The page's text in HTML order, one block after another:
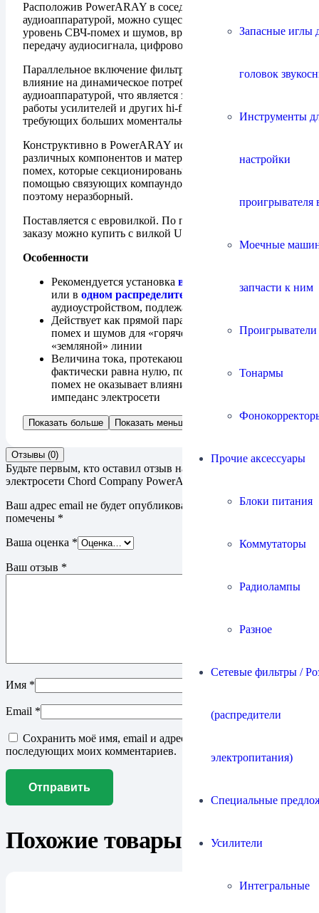
Запасные иглы
головок
Инструменты
настройки
проигрывателя
Моечные
запчасти к ним
Тонармы
Прочие аксессуары
Блоки питания
Коммутаторы
Радиолампы
Разное
Сетевые фильтры /
(распредители
электропитания)
Специальные
Усилители
Интегральные
Расположив PowerARAY в соседней розетке с
аудиоаппаратурой, можно существенно снизить
уровень СВЧ-помех и шумов, вредно влияющих на
передачу аудиосигнала, цифрового или аналогового.
Параллельное включение фильтра помех не оказывает
влияние на динамическое потребление тока
аудиоаппаратурой, что является залогом оптимальной
работы усилителей и других hi-fi-компонентов,
требующих больших моментальных токов.
Конструктивно в PowerARAY используется набор
различных компонентов и материалов для рассеивания
помех, которые секционированы внутри корпуса с
помощью связующих компаундов. Корпус устройства
поэтому неразборный.
Поставляется с евровилкой. По предварительному
заказу можно купить с вилкой UK, USA. China.
Особенности
Рекомендуется установка в соседнюю розетку
или в одном распределителе электропитания с
аудиоустройством, подлежащем защите от помех
Действует как прямой параллельный шунт ВЧ-
помех и шумов для «горячей», нейтральной и
«земляной» линии
Величина тока, протекающего по шунту,
фактически равна нулю, поэтому подавитель
помех не оказывает влияния на выходной
импеданс электросети
Показать больше Показать меньше
Отзывы (0)
Будьте первым, кто оставил отзыв на “Подавитель помех
электросети Chord Company PowerARAY”
Ваш адрес email не будет опубликован.
Обязательные поля
помечены *
Ваша оценка *
Ваш отзыв *
Имя *
Email *
Сохранить моё имя, email и адрес сайта в этом браузере для
последующих моих комментариев.
Похожие товары